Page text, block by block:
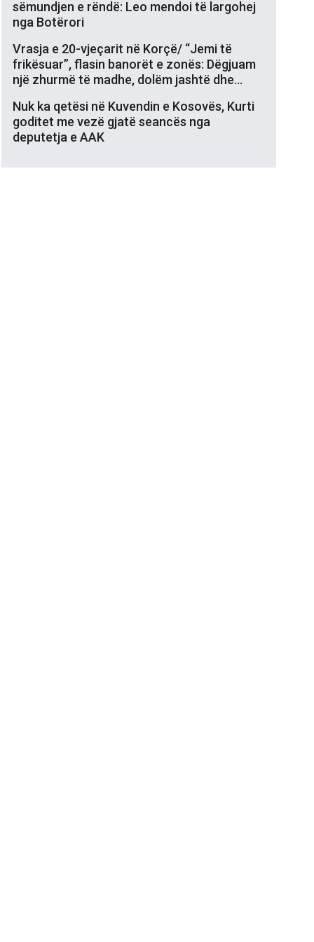
sëmundjen e rëndë: Leo mendoi të largohej
nga Botërori
Vrasja e 20-vjeçarit në Korçë/ “Jemi të
frikësuar”, flasin banorët e zonës: Dëgjuam
një zhurmë të madhe, dolëm jashtë dhe…
Nuk ka qetësi në Kuvendin e Kosovës, Kurti
goditet me vezë gjatë seancës nga
deputetja e AAK